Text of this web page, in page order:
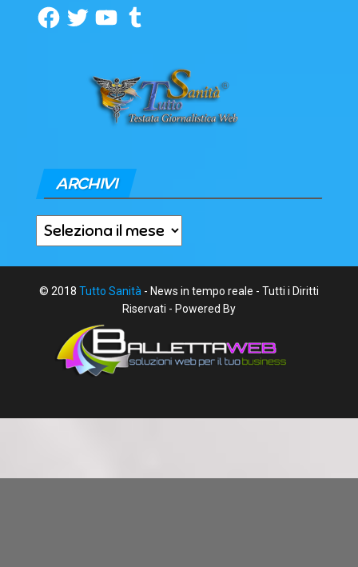
Facebook
TwitterYouTubeTumblr
ARCHIVI
Archivi
© 2018 Tutto Sanità - News in tempo reale - Tutti i Diritti
Riservati - Powered By